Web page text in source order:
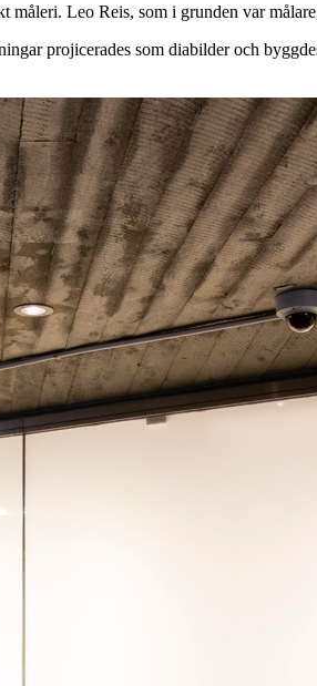
Leo Reis, som i grunden var
projicerades som diabilder och